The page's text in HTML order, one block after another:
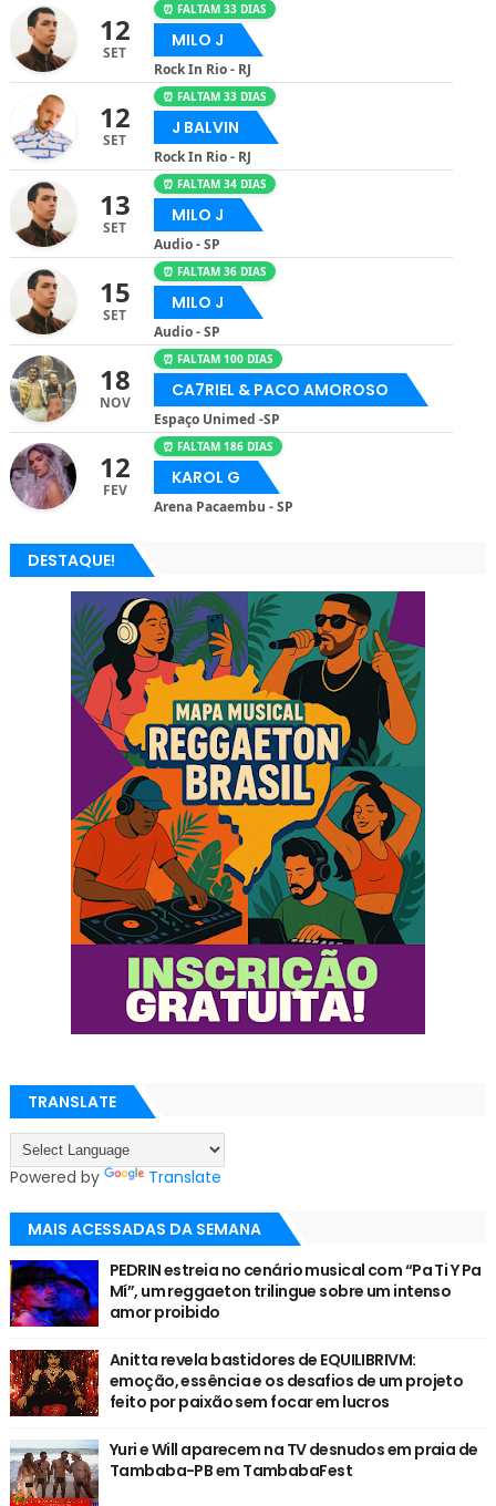
12
SET
⏰ FALTAM 33 DIAS
MILO J
Rock In Rio - RJ
12
SET
⏰ FALTAM 33 DIAS
J BALVIN
Rock In Rio - RJ
13
SET
⏰ FALTAM 34 DIAS
MILO J
Audio - SP
15
SET
⏰ FALTAM 36 DIAS
MILO J
Audio - SP
18
NOV
⏰ FALTAM 100 DIAS
CA7RIEL & PACO AMOROSO
Espaço Unimed -SP
12
FEV
⏰ FALTAM 186 DIAS
KAROL G
Arena Pacaembu - SP
DESTAQUE!
TRANSLATE
Powered by Translate
MAIS ACESSADAS DA SEMANA
PEDRIN estreia no cenário musical com “Pa Ti Y Pa
Mí”, um reggaeton trilingue sobre um intenso
amor proibido
Anitta revela bastidores de EQUILIBRIVM:
emoção, essência e os desafios de um projeto
feito por paixão sem focar em lucros
Yuri e Will aparecem na TV desnudos em praia de
Tambaba-PB em TambabaFest